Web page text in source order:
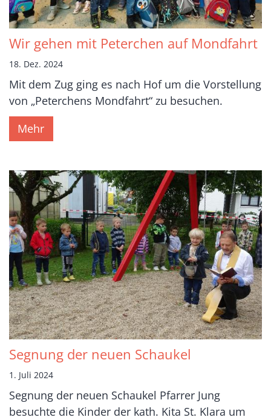
Wir gehen mit Peterchen auf Mondfahrt
18. Dez. 2024
Mit dem Zug ging es nach Hof um die Vorstellung
von „Peterchens Mondfahrt“ zu besuchen.
Mehr
Segnung der neuen Schaukel
1. Juli 2024
Segnung der neuen Schaukel Pfarrer Jung
besuchte die Kinder der kath. Kita St. Klara um